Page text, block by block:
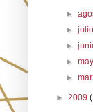
►
►
►
►
►
► 2009